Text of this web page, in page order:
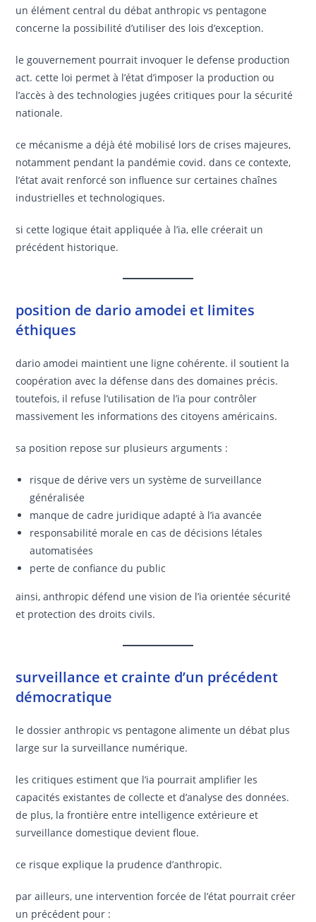
un élément central du débat anthropic vs pentagone
concerne la possibilité d’utiliser des lois d’exception.
le gouvernement pourrait invoquer le defense production
act. cette loi permet à l’état d’imposer la production ou
l’accès à des technologies jugées critiques pour la sécurité
nationale.
ce mécanisme a déjà été mobilisé lors de crises majeures,
notamment pendant la pandémie covid. dans ce contexte,
l’état avait renforcé son influence sur certaines chaînes
industrielles et technologiques.
si cette logique était appliquée à l’ia, elle créerait un
précédent historique.
position de dario amodei et limites
éthiques
dario amodei maintient une ligne cohérente. il soutient la
coopération avec la défense dans des domaines précis.
toutefois, il refuse l’utilisation de l’ia pour contrôler
massivement les informations des citoyens américains.
sa position repose sur plusieurs arguments :
risque de dérive vers un système de surveillance
généralisée
manque de cadre juridique adapté à l’ia avancée
responsabilité morale en cas de décisions létales
automatisées
perte de confiance du public
ainsi, anthropic défend une vision de l’ia orientée sécurité
et protection des droits civils.
surveillance et crainte d’un précédent
démocratique
le dossier anthropic vs pentagone alimente un débat plus
large sur la surveillance numérique.
les critiques estiment que l’ia pourrait amplifier les
capacités existantes de collecte et d’analyse des données.
de plus, la frontière entre intelligence extérieure et
surveillance domestique devient floue.
ce risque explique la prudence d’anthropic.
par ailleurs, une intervention forcée de l’état pourrait créer
un précédent pour :